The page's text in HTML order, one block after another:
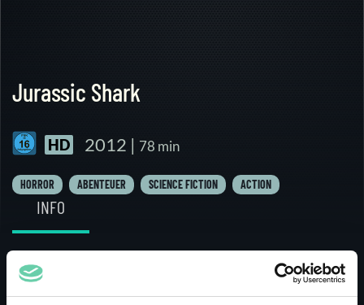
Jurassic Shark
HD 2012 | 78 min
HORROR ABENTEUER SCIENCE FICTION ACTION
INFO